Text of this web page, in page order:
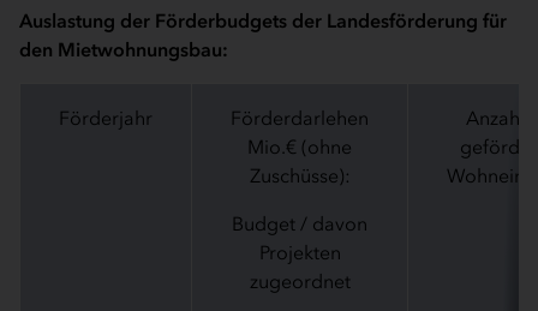
Auslastung der Förderbudgets der Landesförderung für
den Mietwohnungsbau:
Förderjahr
Förderdarlehen
Mio.€ (ohne
Zuschüsse):
Budget / davon
Projekten
zugeordnet
Anzahl